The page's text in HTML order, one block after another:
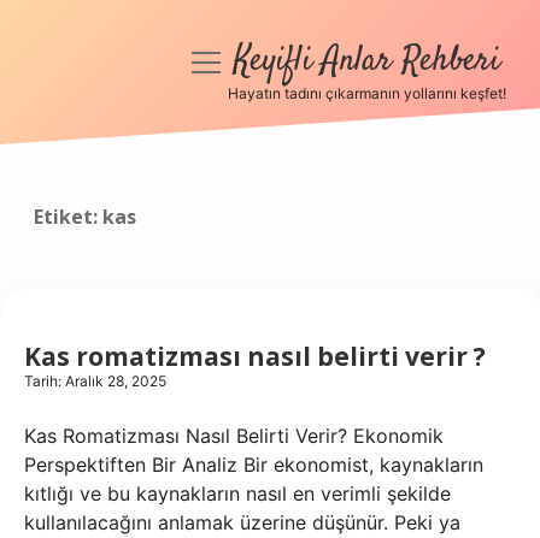
Anasayfa
menüyüKeyifli Anlar Rehberi
Hayatın tadını çıkarmanın yollarını keşfet!
Etiket: kas
Kas romatizması nasıl belirti verir ?
Tarih: Aralık 28, 2025
Kas Romatizması Nasıl Belirti Verir? Ekonomik
Perspektiften Bir Analiz Bir ekonomist, kaynakların
kıtlığı ve bu kaynakların nasıl en verimli şekilde
kullanılacağını anlamak üzerine düşünür. Peki ya